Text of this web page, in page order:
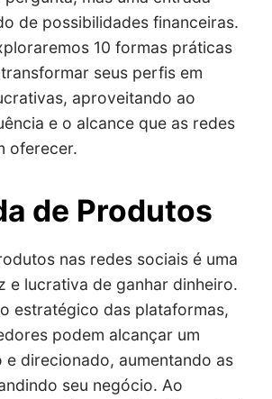
de possibilidades financeiras.
10 formas práticas
seus perfis em
aproveitando ao
e o alcance que as redes
oferecer.
de Produtos
nas redes sociais é uma
e lucrativa de ganhar dinheiro.
estratégico das plataformas,
podem alcançar um
e direcionado, aumentando as
seu negócio. Ao